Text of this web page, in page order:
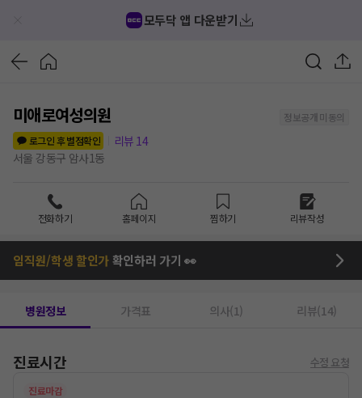
모두닥 앱 다운받기
미애로여성의원
정보공개 미동의
로그인 후 별점확인
리뷰 14
서울 강동구 암사1동
전화하기 홈페이지 찜하기 리뷰작성
임직원/학생 할인가확인하러 가기 👀
병원정보 가격표 의사(1) 리뷰(14)
진료시간 수정 요청
진료마감